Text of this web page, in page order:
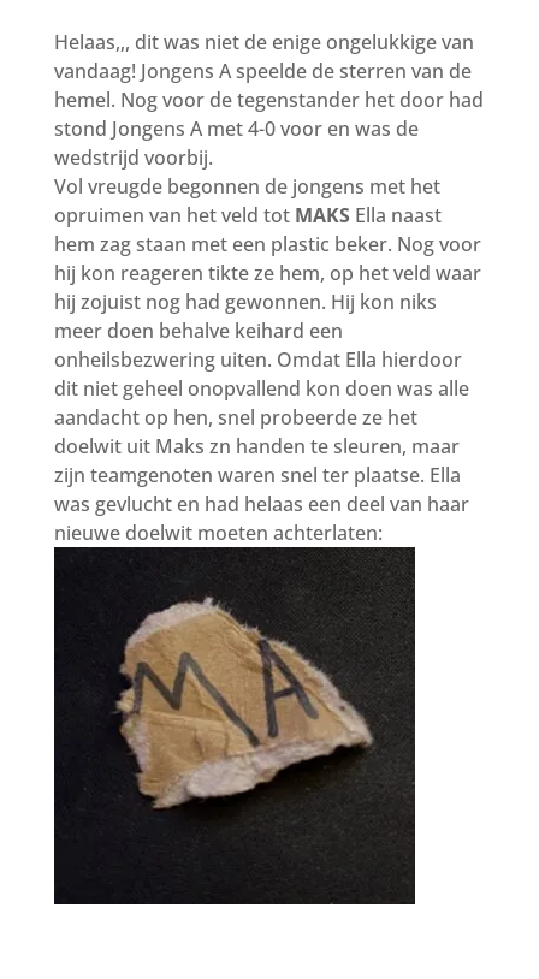
Helaas,,, dit was niet de enige ongelukkige van
vandaag! Jongens A speelde de sterren van de
hemel. Nog voor de tegenstander het door had
stond Jongens A met 4-0 voor en was de
wedstrijd voorbij.
Vol vreugde begonnen de jongens met het
opruimen van het veld tot MAKSElla naast
hem zag staan met een plastic beker. Nog voor
hij kon reageren tikte ze hem, op het veld waar
hij zojuist nog had gewonnen. Hij kon niks
meer doen behalve keihard een
onheilsbezwering uiten. Omdat Ella hierdoor
dit niet geheel onopvallend kon doen was alle
aandacht op hen, snel probeerde ze het
doelwit uit Maks zn handen te sleuren, maar
zijn teamgenoten waren snel ter plaatse. Ella
was gevlucht en had helaas een deel van haar
nieuwe doelwit moeten achterlaten: